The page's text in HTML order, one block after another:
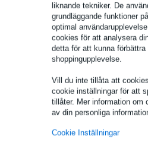
liknande tekniker. De
grundläggande funktioner
optimal
cookies för att analysera
detta för att kunna
shoppingupplevelse.
Vill du inte tillåta att
cookie inställningar för att
tillåter. Mer information om
av din personliga
Cookie Inställningar
238,25 kr engångsbetalning
Produktinformation
100 V-ingångar: 70 V, 100 V
Ytbehandling: halvblank vit,
effekt: 30 W
Fullständiga specifikationer